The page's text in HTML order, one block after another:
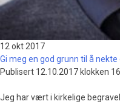
12 okt 2017
Gi meg en god grunn til å
Publisert 12.10.2017 klokken
Jeg har vært i kirkelige